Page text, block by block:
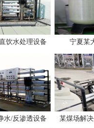
饮水处理设备 宁夏某
水/反渗透设备 某煤场解